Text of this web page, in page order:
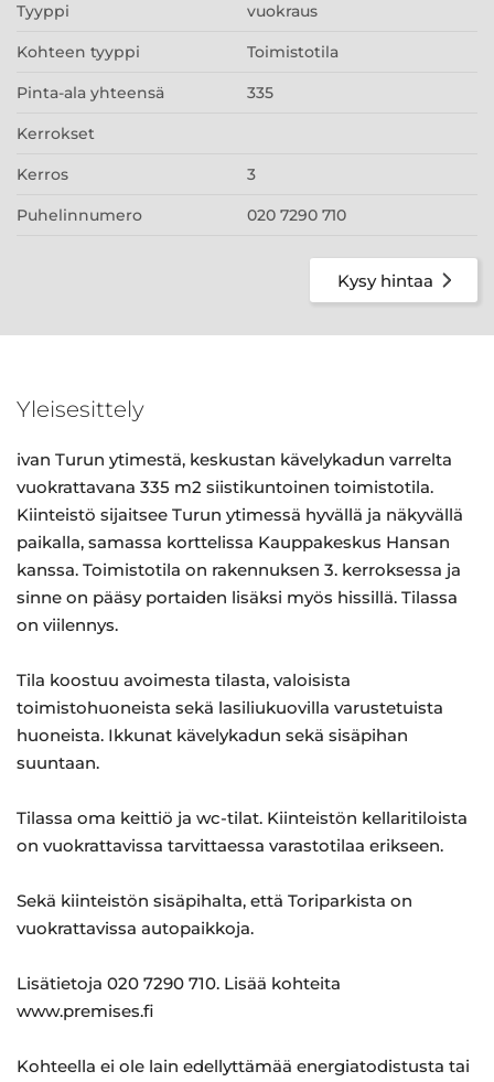
Tyyppi vuokraus
Kohteen tyyppi Toimistotila
Pinta-ala yhteensä 335
Kerrokset
Kerros 3
Puhelinnumero 020 7290 710
Kysy hintaa
Yleisesittely
ivan Turun ytimestä, keskustan kävelykadun varrelta
vuokrattavana 335 m2 siistikuntoinen toimistotila.
Kiinteistö sijaitsee Turun ytimessä hyvällä ja näkyvällä
paikalla, samassa korttelissa Kauppakeskus Hansan
kanssa. Toimistotila on rakennuksen 3. kerroksessa ja
sinne on pääsy portaiden lisäksi myös hissillä. Tilassa
on viilennys.
Tila koostuu avoimesta tilasta, valoisista
toimistohuoneista sekä lasiliukuovilla varustetuista
huoneista. Ikkunat kävelykadun sekä sisäpihan
suuntaan.
Tilassa oma keittiö ja wc-tilat. Kiinteistön kellaritiloista
on vuokrattavissa tarvittaessa varastotilaa erikseen.
Sekä kiinteistön sisäpihalta, että Toriparkista on
vuokrattavissa autopaikkoja.
Lisätietoja 020 7290 710. Lisää kohteita
www.premises.fi
Kohteella ei ole lain edellyttämää energiatodistusta tai